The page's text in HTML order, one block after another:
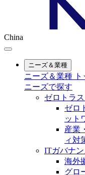
China
ニーズ＆業種
ニーズ＆業種 ト
ニーズで探す
ゼロトラ
ゼロ
ット
産業
ィ対
ITガバナ
海外
グロ